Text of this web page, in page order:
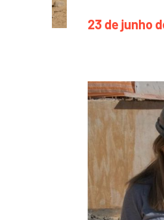
23 de junho